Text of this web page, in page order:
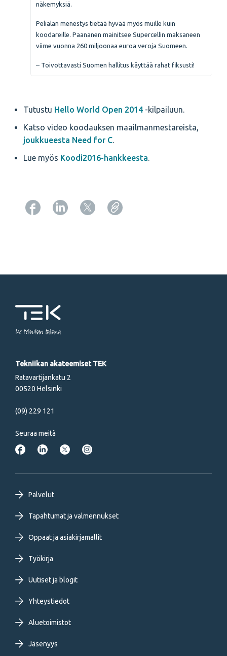
näkemyksiä.
Pelialan menestys tietää hyvää myös muille kuin
koodareille. Paananen mainitsee Supercellin maksaneen
viime vuonna 260 miljoonaa euroa veroja Suomeen.
– Toivottavasti Suomen hallitus käyttää rahat fiksusti!
Tutustu Hello World Open 2014 -kilpailuun.
Katso video koodauksen maailmanmestareista,
joukkueesta Need for C.
Lue myös Koodi2016-hankkeesta.
Me tekniikan takana
Tekniikan akateemiset TEK
Ratavartijankatu 2
00520 Helsinki
(09) 229 121
Seuraa meitä
Footer
primary
menu
FI
Palvelut
Tapahtumat ja valmennukset
Oppaat ja asiakirjamallit
Työkirja
Uutiset ja blogit
Yhteystiedot
Aluetoimistot
Jäsenyys